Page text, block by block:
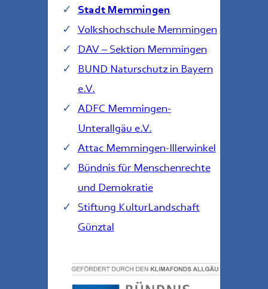
Stadt Memmingen
Volkshochschule Memmingen
DAV – Sektion Memmingen
BUND Naturschutz in Bayern
e.V.
ADFC Memmingen-
Unterallgäu e.V.
Attac Memmingen-Illerwinkel
Bündnis für Menschenrechte
und Demokratie
Stiftung KulturLandschaft
Günztal